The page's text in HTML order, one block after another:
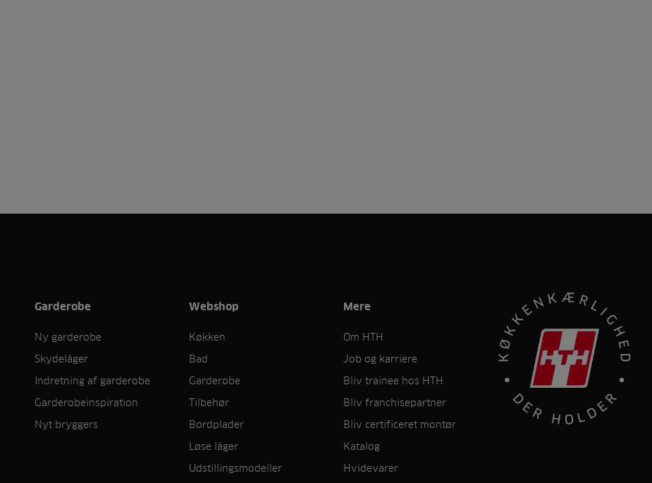
Garderobe
Ny garderobe
Skydelåger
Indretning af garderobe
Garderobeinspiration
Nyt bryggers
Webshop
Køkken
Bad
Garderobe
Tilbehør
Bordplader
Løse låger
Udstillingsmodeller
Mere
Om HTH
Job og karriere
Bliv trainee hos HTH
Bliv franchisepartner
Bliv certificeret montør
Katalog
Hvidevarer